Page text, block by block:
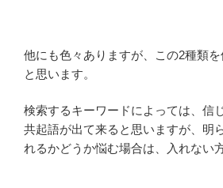
他にも色々ありますが、この2種類
と思います。
検索するキーワードによっては、信
共起語が出て来ると思いますが、明
れるかどうか悩む場合は、入れない